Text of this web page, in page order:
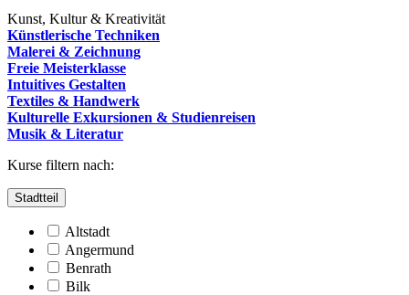
Kunst, Kultur & Kreativität
Künstlerische Techniken
Malerei & Zeichnung
Freie Meisterklasse
Intuitives Gestalten
Textiles & Handwerk
Kulturelle Exkursionen & Studienreisen
Musik & Literatur
Kurse filtern nach:
Stadtteil
Altstadt
Angermund
Benrath
Bilk